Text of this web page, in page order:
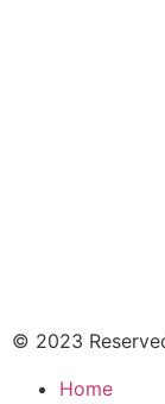
© 2023
Home